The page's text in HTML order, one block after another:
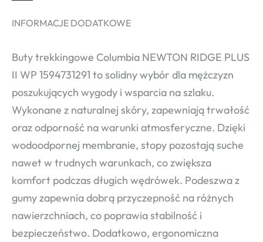
INFORMACJE DODATKOWE
Buty trekkingowe Columbia NEWTON RIDGE PLUS
II WP 1594731291 to solidny wybór dla mężczyzn
poszukujących wygody i wsparcia na szlaku.
Wykonane z naturalnej skóry, zapewniają trwałość
oraz odporność na warunki atmosferyczne. Dzięki
wodoodpornej membranie, stopy pozostają suche
nawet w trudnych warunkach, co zwiększa
komfort podczas długich wędrówek. Podeszwa z
gumy zapewnia dobrą przyczepność na różnych
nawierzchniach, co poprawia stabilność i
bezpieczeństwo. Dodatkowo, ergonomiczna